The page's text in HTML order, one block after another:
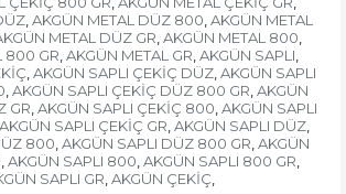
, AKGÜN METAL DÜZ 800, AKGÜN METAL
METAL DÜZ GR, AKGÜN METAL 800,
800 GR, AKGÜN METAL GR, AKGÜN SAPLI,
, AKGÜN SAPLI ÇEKİÇ DÜZ, AKGÜN SAPLI
, AKGÜN SAPLI ÇEKİÇ DÜZ 800 GR, AKGÜN
GR, AKGÜN SAPLI ÇEKİÇ 800, AKGÜN SAPLI
AKGÜN SAPLI ÇEKİÇ GR, AKGÜN SAPLI DÜZ,
800, AKGÜN SAPLI DÜZ 800 GR, AKGÜN
, AKGÜN SAPLI 800, AKGÜN SAPLI 800 GR,
SAPLI GR, AKGÜN ÇEKİÇ,